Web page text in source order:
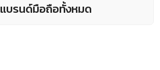
แบรนด์มือถือทั้งหมด